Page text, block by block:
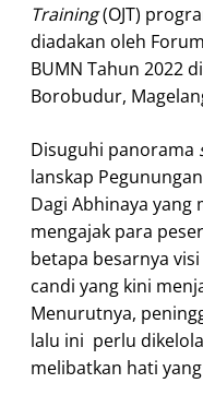
Training(OJT)
diadakan oleh
BUMN Tahun 2022
Borobudur,
Disuguhi panorama
lanskap
Dagi Abhinaya yang
mengajak para
betapa besarnya
candi yang kini
Menurutnya,
lalu ini perlu
melibatkan hati